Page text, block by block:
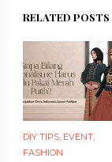
RELATED POSTS
DIY TIPS, EVENT,
FASHION